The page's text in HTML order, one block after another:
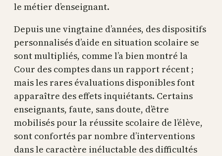
le métier d’enseignant.
Depuis une vingtaine d’années, des dispositifs
personnalisés d’aide en situation scolaire se
sont multipliés, comme l’a bien montré la
Cour des comptes dans un rapport récent ;
mais les rares évaluations disponibles font
apparaître des effets inquiétants. Certains
enseignants, faute, sans doute, d’être
mobilisés pour la réussite scolaire de l’élève,
sont confortés par nombre d’interventions
dans le caractère inéluctable des difficultés